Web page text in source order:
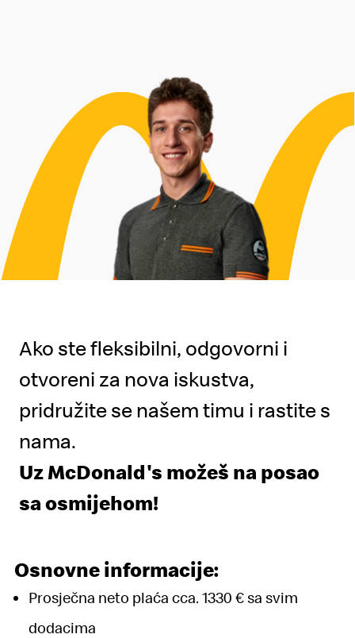
Ako ste fleksibilni, odgovorni i
otvoreni za nova iskustva,
pridružite se našem timu i rastite s
nama.
Uz McDonald's možeš na posao
sa osmijehom!
Osnovne informacije:
Prosječna neto plaća cca. 1330 € sa svim
dodacima